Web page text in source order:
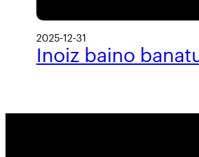
2025-12-31
Inoiz baino